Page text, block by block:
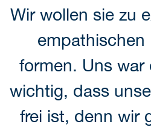
Wir wollen sie zu
empathischen
formen. Uns war
wichtig, dass
frei ist, denn wir